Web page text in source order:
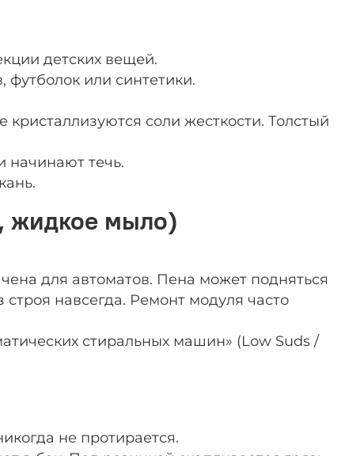
детских вещей.
или синтетики.
соли жесткости. Толстый
начинают течь.
жидкое мыло)
для автоматов. Пена может подняться
навсегда. Ремонт модуля часто
стиральных машин» (Low Suds /
не протирается.